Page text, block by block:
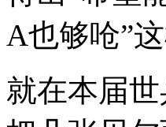
A也够呛”
就在本届